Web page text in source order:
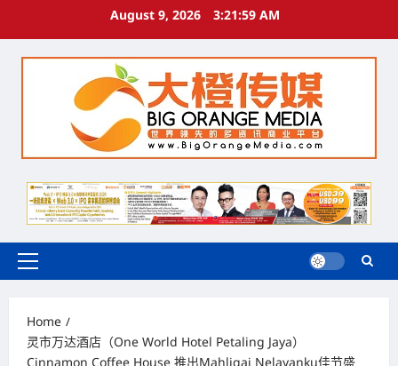
August 9, 2026 3:22:00 AM
Primary
Home
灵市万达酒店（One World Hotel Petaling Jaya）
Cinnamon Coffee House 推出Mahligai Nelayanku佳节盛